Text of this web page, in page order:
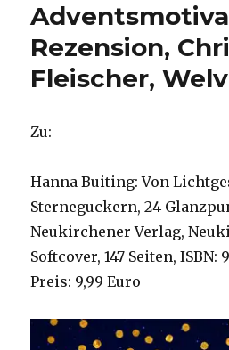
Rezension,
Fleischer,
Zu:
Hanna Buiting: Von
Sterneguckern, 24
Neukirchener Verlag,
Softcover, 147 Seiten, ISBN:
Preis: 9,99 Euro